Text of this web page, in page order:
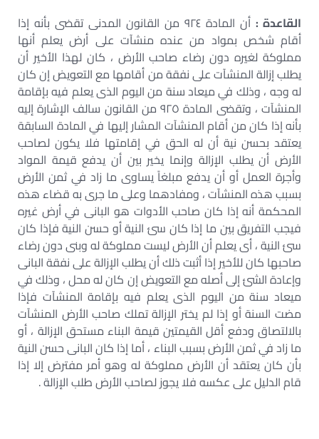
القاعدة :
أن المادة ٩٢٤ من القانون المدنى تقضى بأنه إذا
أقام شخص بمواد من عنده منشآت على أرض يعلم أنها
مملوكة لغيره دون رضاء صاحب الأرض ، كان لهذا الأخير أن
يطلب إزالة المنشآت على نفقة من أقامها مع التعويض إن كان
له وجه ، وذلك في ميعاد سنة من اليوم الذى يعلم فيه بإقامة
المنشآت ، وتقضى المادة ٩٢٥ من القانون سالف الإشارة إليه
بأنه إذا كان من أقام المنشآت المشار إليها في المادة السابقة
يعتقد بحسن نية أن له الحق في إقامتها فلا يكون لصاحب
الأرض أن يطلب الإزالة وإنما يخير بين أن يدفع قيمة المواد
وأجرة العمل أو أن يدفع مبلغاً يساوى ما زاد في ثمن الأرض
بسبب هذه المنشآت ، ومفادهما وعلى ما جرى به قضاء هذه
المحكمة أنه إذا كان صاحب الأدوات هو البانى في أرض غيره
فيجب التفريق بين ما إذا كان سئ النية أو حسن النية فإذا كان
سئ النية ، أى يعلم أن الأرض ليست مملوكة له وبنى دون رضاء
صاحبها كان للأخير إذا أثبت ذلك أن يطلب الإزالة على نفقة البانى
وإعادة الشئ إلى أصله مع التعويض إن كان له محل ، وذلك في
ميعاد سنة من اليوم الذى يعلم فيه بإقامة المنشآت فإذا
مضت السنة أو إذا لم يختر الإزالة تملك صاحب الأرض المنشآت
بالالتصاق ودفع أقل القيمتين قيمة البناء مستحق الإزالة ، أو
ما زاد في ثمن الأرض بسبب البناء ، أما إذا كان البانى حسن النية
بأن كان يعتقد أن الأرض مملوكة له وهو أمر مفترض إلا إذا
قام الدليل على عكسه فلا يجوز لصاحب الأرض طلب الإزالة .